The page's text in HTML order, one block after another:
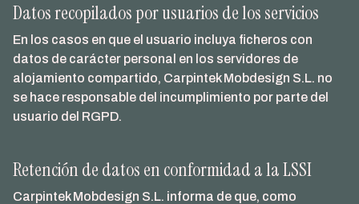
Datos recopilados por usuarios de los servicios
En los casos en que el usuario incluya ficheros con
datos de carácter personal en los servidores de
alojamiento compartido, Carpintek Mobdesign S.L. no
se hace responsable del incumplimiento por parte del
usuario del RGPD.
Retención de datos en conformidad a la LSSI
Carpintek Mobdesign S.L. informa de que, como